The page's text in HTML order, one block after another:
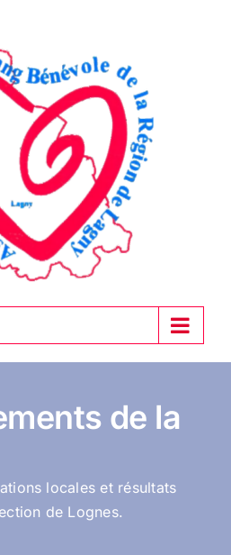
de la
locales et résultats
de Lognes.